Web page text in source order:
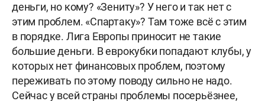
деньги, но кому? «Зениту»? У него и так нет с
этим проблем. «Спартаку»? Там тоже всё с этим
в порядке. Лига Европы приносит не такие
большие деньги. В еврокубки попадают клубы, у
которых нет финансовых проблем, поэтому
переживать по этому поводу сильно не надо.
Сейчас у всей страны проблемы посерьёзнее,